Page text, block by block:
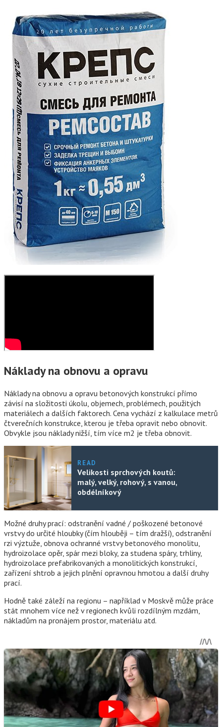
Náklady na obnovu a opravu
Náklady na obnovu a opravu betonových konstrukcí přímo
závisí na složitosti úkolu, objemech, problémech, použitých
materiálech a dalších faktorech. Cena vychází z kalkulace metrů
čtverečních konstrukce, kterou je třeba opravit nebo obnovit.
Obvykle jsou náklady nižší, tím více m2 je třeba obnovit.
READ
Velikosti sprchových koutů:
malý, velký, rohový, s vanou,
obdélníkový
Možné druhy prací: odstranění vadné / poškozené betonové
vrstvy do určité hloubky (čím hlouběji – tím dražší), odstranění
rzi výztuže, obnova ochranné vrstvy betonového monolitu,
hydroizolace opěr, spár mezi bloky, za studena spáry, trhliny,
hydroizolace prefabrikovaných a monolitických konstrukcí,
zařízení shtrob a jejich plnění opravnou hmotou a další druhy
prací.
Hodně také záleží na regionu – například v Moskvě může práce
stát mnohem více než v regionech kvůli rozdílným mzdám,
nákladům na pronájem prostor, materiálu atd.